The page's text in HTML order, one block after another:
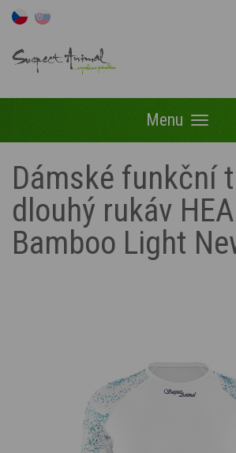
Menu Menu
Dámské funkční
dlouhý rukáv
Bamboo Light